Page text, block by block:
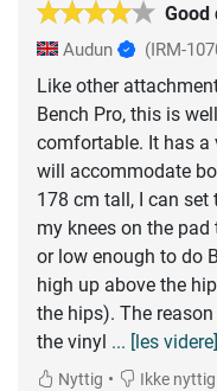
Good
Audun (IRM-
Like other
Bench Pro, this is
comfortable. It has a
will accommodate
178 cm tall, I can
my knees on the
or low enough to do
high up above the
the hips). The
the vinyl ... [les videre]
Nyttig • Ikke nyttig